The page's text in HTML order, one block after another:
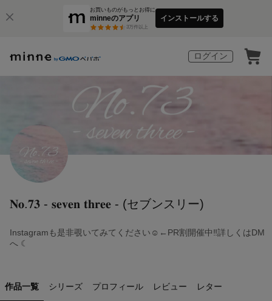
お買いものがもっとお得に
minneのアプリ
3万件以上
インストールする
ログイン
𝐍𝐨.𝟕𝟑 - 𝐬𝐞𝐯𝐞𝐧 𝐭𝐡𝐫𝐞𝐞 - (セブンスリー)
Instagramも是非覗いてみてください☺︎←PR割開催中‼︎詳しくはDM
へ ☾
作品一覧 シリーズ プロフィール レビュー レター